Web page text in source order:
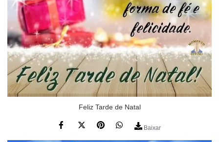
Feliz Tarde de Natal
Baixar